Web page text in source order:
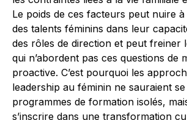
Le poids de ces facteurs peut nuire
des talents féminins dans leur
des rôles de direction et peut freiner
qui n’abordent pas ces questions de
proactive. C’est pourquoi les
leadership au féminin ne sauraient
programmes de formation isolés,
s’inscrire dans une transformation